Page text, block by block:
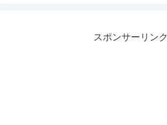
スポンサーリンク